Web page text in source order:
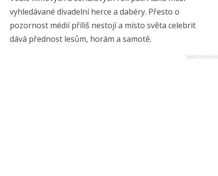
vyhledávané divadelní herce a dabéry. Přesto o
pozornost médií příliš nestojí a místo světa celebrit
dává přednost lesům, horám a samotě.